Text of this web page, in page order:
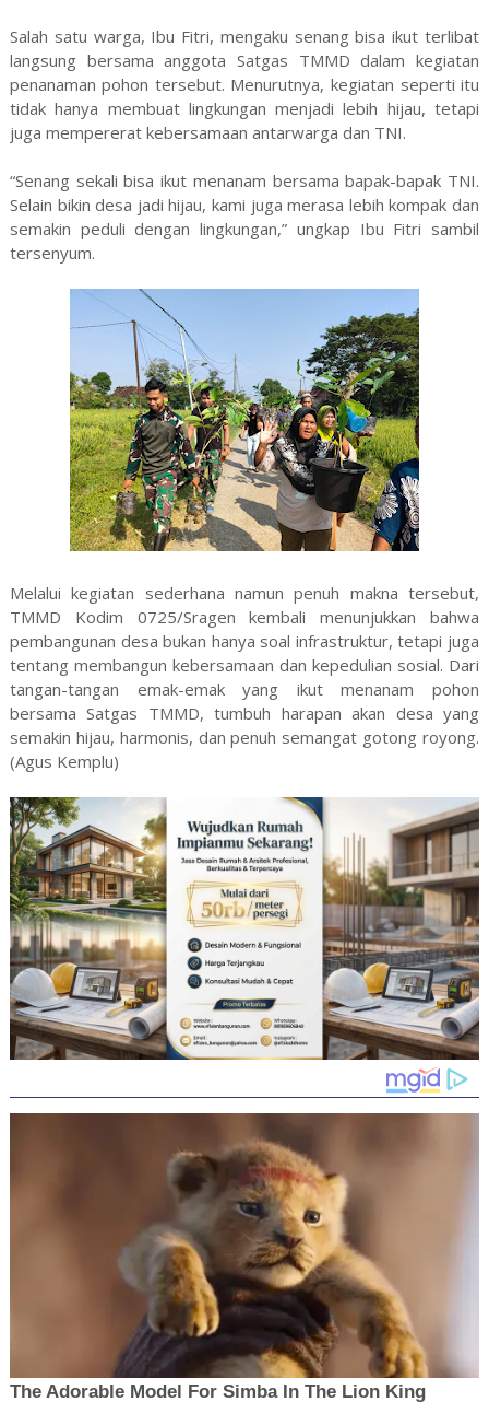
Salah satu warga, Ibu Fitri, mengaku senang bisa ikut terlibat
langsung bersama anggota Satgas TMMD dalam kegiatan
penanaman pohon tersebut. Menurutnya, kegiatan seperti itu
tidak hanya membuat lingkungan menjadi lebih hijau, tetapi
juga mempererat kebersamaan antarwarga dan TNI.
“Senang sekali bisa ikut menanam bersama bapak-bapak TNI.
Selain bikin desa jadi hijau, kami juga merasa lebih kompak dan
semakin peduli dengan lingkungan,” ungkap Ibu Fitri sambil
tersenyum.
Melalui kegiatan sederhana namun penuh makna tersebut,
TMMD Kodim 0725/Sragen kembali menunjukkan bahwa
pembangunan desa bukan hanya soal infrastruktur, tetapi juga
tentang membangun kebersamaan dan kepedulian sosial. Dari
tangan-tangan emak-emak yang ikut menanam pohon
bersama Satgas TMMD, tumbuh harapan akan desa yang
semakin hijau, harmonis, dan penuh semangat gotong royong.
(Agus Kemplu)